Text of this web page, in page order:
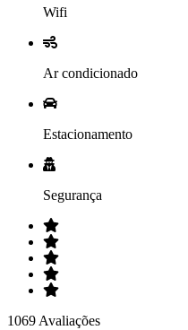
Wifi
Ar condicionado
Estacionamento
Segurança
1069 Avaliações